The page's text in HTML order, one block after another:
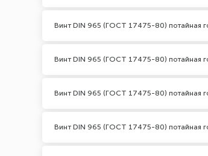
Винт DIN 965 (ГОСТ 17475-80) потайная
Винт DIN 965 (ГОСТ 17475-80) потайная
Винт DIN 965 (ГОСТ 17475-80) потайная
Винт DIN 965 (ГОСТ 17475-80) потайная